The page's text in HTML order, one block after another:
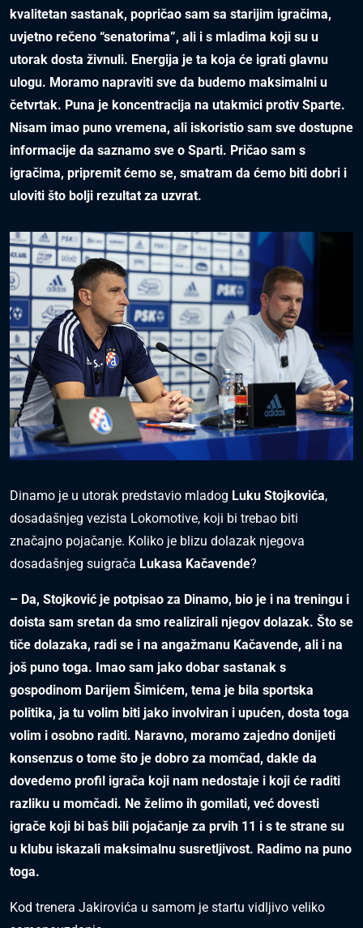
kvalitetan sastanak, popričao sam sa starijim igračima,
uvjetno rečeno “senatorima”, ali i s mladima koji su u
utorak dosta živnuli. Energija je ta koja će igrati glavnu
ulogu. Moramo napraviti sve da budemo maksimalni u
četvrtak. Puna je koncentracija na utakmici protiv Sparte.
Nisam imao puno vremena, ali iskoristio sam sve dostupne
informacije da saznamo sve o Sparti. Pričao sam s
igračima, pripremit ćemo se, smatram da ćemo biti dobri i
uloviti što bolji rezultat za uzvrat.
Dinamo je u utorak predstavio mladog Luku Stojkovića,
dosadašnjeg vezista Lokomotive, koji bi trebao biti
značajno pojačanje. Koliko je blizu dolazak njegova
dosadašnjeg suigrača Lukasa Kačavende?
– Da, Stojković je potpisao za Dinamo, bio je i na treningu i
doista sam sretan da smo realizirali njegov dolazak. Što se
tiče dolazaka, radi se i na angažmanu Kačavende, ali i na
još puno toga. Imao sam jako dobar sastanak s
gospodinom Darijem Šimićem, tema je bila sportska
politika, ja tu volim biti jako involviran i upućen, dosta toga
volim i osobno raditi. Naravno, moramo zajedno donijeti
konsenzus o tome što je dobro za momčad, dakle da
dovedemo profil igrača koji nam nedostaje i koji će raditi
razliku u momčadi. Ne želimo ih gomilati, već dovesti
igrače koji bi baš bili pojačanje za prvih 11 i s te strane su
u klubu iskazali maksimalnu susretljivost. Radimo na puno
toga.
Kod trenera Jakirovića u samom je startu vidljivo veliko